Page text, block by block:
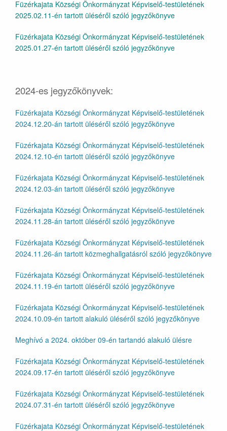
Füzérkajata Községi Önkormányzat Képviselő-testületének
2025.02.11-én tartott üléséről szóló jegyzőkönyve
Füzérkajata Községi Önkormányzat Képviselő-testületének
2025.01.27-én tartott üléséről szóló jegyzőkönyve
2024-es jegyzőkönyvek:
Füzérkajata Községi Önkormányzat Képviselő-testületének
2024.12.20-án tartott üléséről szóló jegyzőkönyve
Füzérkajata Községi Önkormányzat Képviselő-testületének
2024.12.10-én tartott üléséről szóló jegyzőkönyve
Füzérkajata Községi Önkormányzat Képviselő-testületének
2024.12.03-án tartott üléséről szóló jegyzőkönyve
Füzérkajata Községi Önkormányzat Képviselő-testületének
2024.11.28-án tartott üléséről szóló jegyzőkönyve
Füzérkajata Községi Önkormányzat Képviselő-testületének
2024.11.26-án tartott közmeghallgatásról szóló jegyzőkönyve
Füzérkajata Községi Önkormányzat Képviselő-testületének
2024.11.19-én tartott üléséről szóló jegyzőkönyve
Füzérkajata Községi Önkormányzat Képviselő-testületének
2024.10.09-én tartott alakuló üléséről szóló jegyzőkönyve
Meghívó a 2024. október 09-én tartandó alakuló ülésre
Füzérkajata Községi Önkormányzat Képviselő-testületének
2024.09.17-én tartott üléséről szóló jegyzőkönyve
Füzérkajata Községi Önkormányzat Képviselő-testületének
2024.07.31-én tartott üléséről szóló jegyzőkönyve
Füzérkajata Községi Önkormányzat Képviselő-testületének